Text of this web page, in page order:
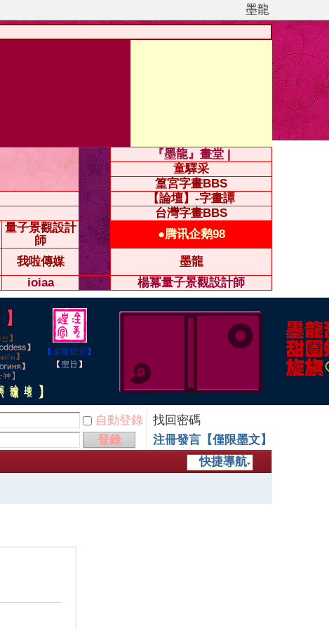
墨龍
『墨龍』畫堂 |
童驛采
篁宮字畫BBS
【論壇】-字畫譚
台灣字畫BBS
量子景觀設計
師
●腾讯企鹅98
我啦傳媒
墨龍
ioiaa 楊冪量子景觀設計師
自動登錄
找回密碼
登錄
注冊發言【僅限墨文】
快捷導航